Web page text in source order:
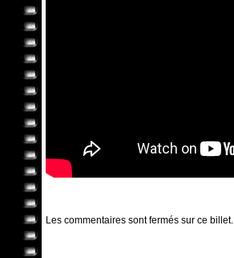
Les commentaires sont fermés sur ce billet.